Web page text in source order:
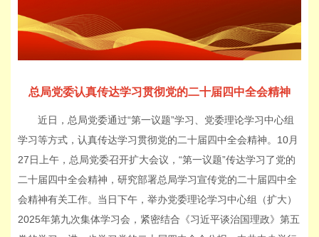
总局党委认真传达学习贯彻党的二十届四中全会精神
近日，总局党委通过“第一议题”学习、党委理论学习中心组
学习等方式，认真传达学习贯彻党的二十届四中全会精神。10月
27日上午，总局党委召开扩大会议，“第一议题”传达学习了党的
二十届四中全会精神，研究部署总局学习宣传党的二十届四中全
会精神有关工作。当日下午，举办党委理论学习中心组（扩大）
2025年第九次集体学习会，紧密结合《习近平谈治国理政》第五